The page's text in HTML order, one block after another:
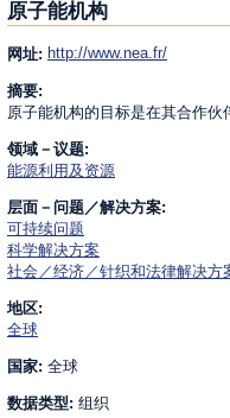
原子能机构
网址: http://www.nea.fr/
摘要:
原子能机构的目标是在其合作
领域－议题:
能源利用及资源
层面－问题／解决方案:
可持续问题
科学解决方案
社会／经济／针织和法律解决方
地区:
全球
国家: 全球
数据类型: 组织